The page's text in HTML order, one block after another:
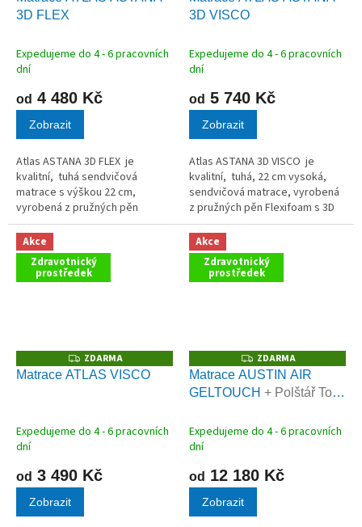
A
3D FLEX
Expedujeme do 4 - 6 pracovních
dní
od 4 480 Kč
Zobrazit
Atlas ASTANA 3D FLEX je
kvalitní, tuhá sendvičová
matrace s výškou 22 cm,
vyrobená z pružných pěn
Flexifoam s 3D Rainbow
technologií.
A
3D VISCO
Expedujeme do 4 - 6 pracovních
dní
od 5 740 Kč
Zobrazit
Atlas ASTANA 3D VISCO je
kvalitní, tuhá, 22 cm vysoká,
sendvičová matrace, vyrobená
z pružných pěn Flexifoam s 3D
Raingov technologií s
paměťovou pěnou.
Akce
Zdravotnický
prostředek
Z
D
A
ZDARMA
Matrace ATLAS VISCO
Expedujeme do 4 - 6 pracovních
dní
od 3 490 Kč
Zobrazit
Akce
Zdravotnický
prostředek
Z
D
A
R
ZDARMA
Matrace AUSTIN AIR
GELTOUCH + Polštář Tom
Expedujeme do 4 - 6 pracovních
dní
od 12 180 Kč
Zobrazit